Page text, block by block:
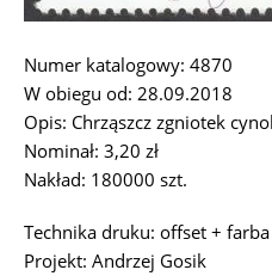
Numer katalogowy: 4870
W obiegu od: 28.09.2018
Opis: Chrząszcz zgniotek
Nominał: 3,20 zł
Nakład: 180000 szt.
Technika druku: offset +
Projekt: Andrzej Gosik